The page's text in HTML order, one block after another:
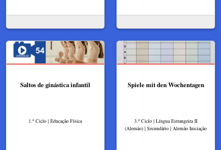
Saltos de ginástica infantil
1.º Ciclo | Educação Física
Spiele mit den Wochentagen
3.º Ciclo | Língua Estrangeira II
(Alemão) | Secundário | Alemão Iniciação